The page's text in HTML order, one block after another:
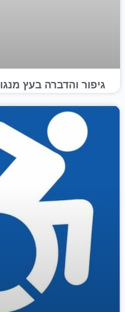
גיפור והדברה בעץ מנגו